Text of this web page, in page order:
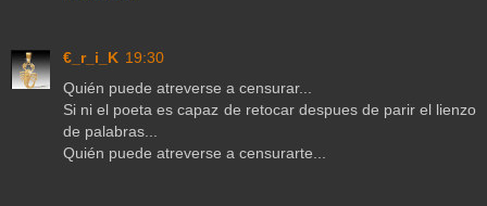
€_r_i_K 19:30
Quién puede atreverse a censurar...
Si ni el poeta es capaz de retocar despues de parir el lienzo
de palabras...
Quién puede atreverse a censurarte...